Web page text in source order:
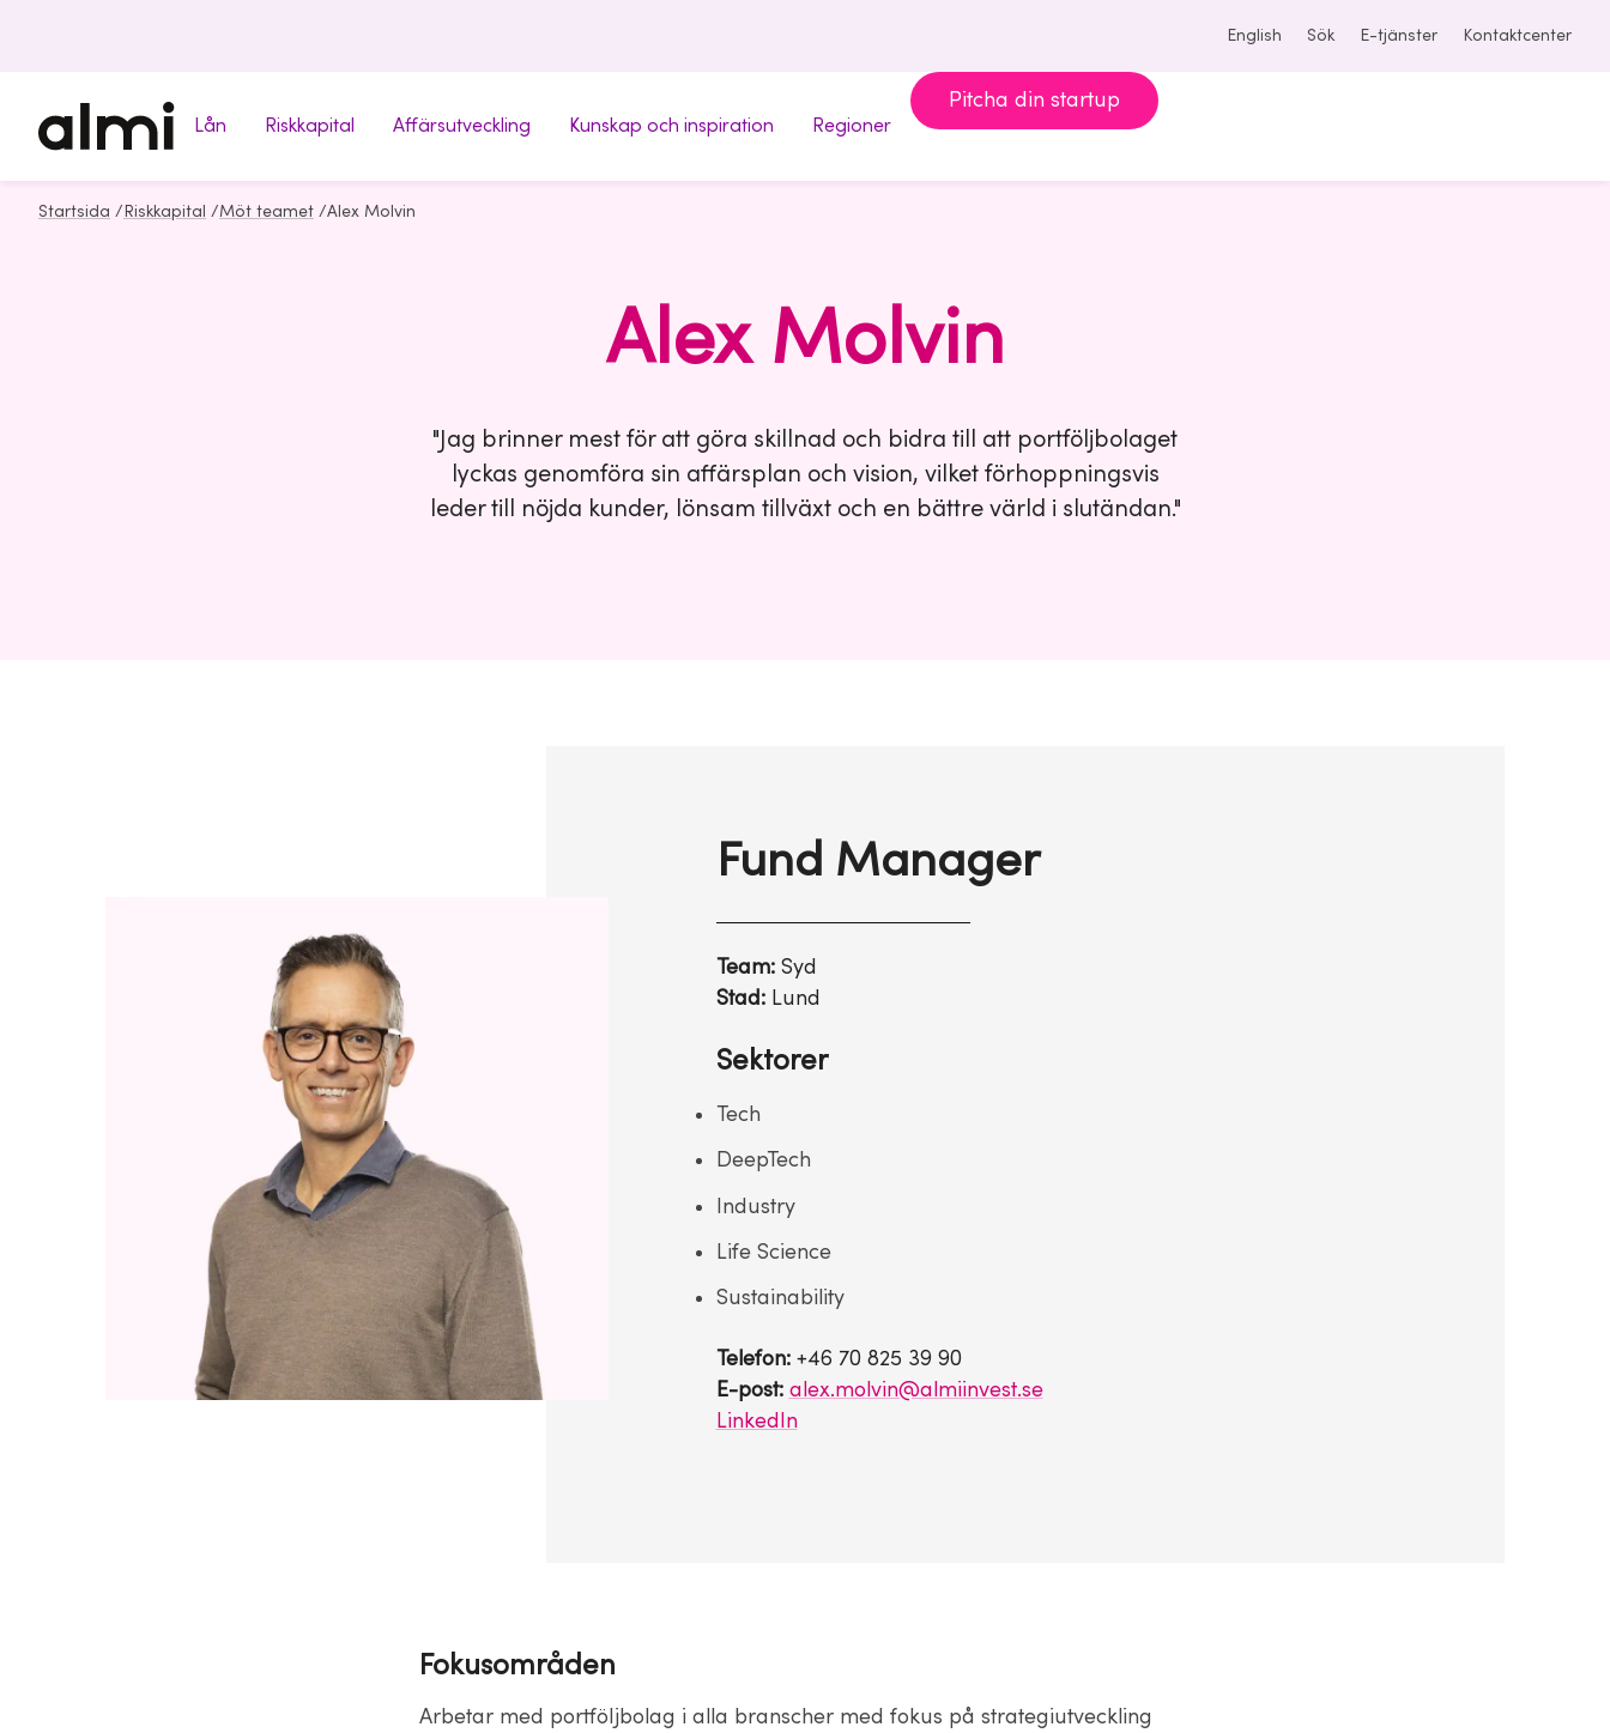
English Sök E-tjänster Kontaktcenter
Lån Riskkapital Affärsutveckling Kunskap och inspiration Regioner
Pitcha din startup
Startsida / Riskkapital /Möt teamet /Alex Molvin
Alex Molvin
"Jag brinner mest för att göra skillnad och bidra till att portföljbolaget
lyckas genomföra sin affärsplan och vision, vilket förhoppningsvis
leder till nöjda kunder, lönsam tillväxt och en bättre värld i slutändan."
Fund Manager
Team: Syd
Stad: Lund
Sektorer
Tech
DeepTech
Industry
Life Science
Sustainability
Telefon:+46 70 825 39 90
E-post: alex.molvin@almiinvest.se
LinkedIn
Fokusområden
Arbetar med portföljbolag i alla branscher med fokus på strategiutveckling